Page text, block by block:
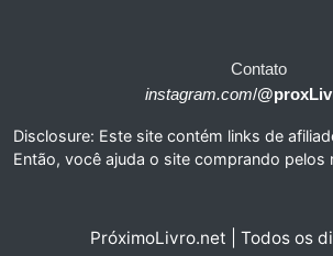
Contato
instagram.com/
Disclosure: Este site contém links de
Então, você ajuda o site comprando pelos
PróximoLivro.net | Todos os